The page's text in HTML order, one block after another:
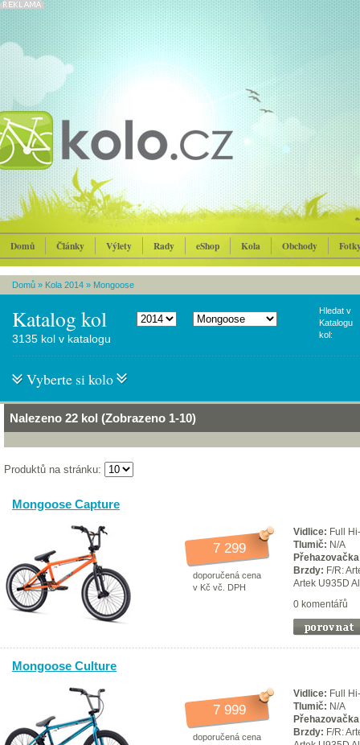
Domů Články Výlety Rady eShop Kola Obchody
Domů » Kola 2014 » Mongoose
Katalog kol
Hledat v
Katalogu
kol:
3135 kol v katalogu
Vyberte si kolo
Nalezeno 22 kol (Zobrazeno 1-10)
Produktů na stránku:
Mongoose Capture
7 299
doporučená cena
v Kč vč. DPH
Vidlice: Full
Tlumič: N/A
Brzdy: F/R:
Artek U935D
0 komentářů
Mongoose Culture
7 999
doporučená cena
Vidlice: Full
Tlumič: N/A
Brzdy: F/R: